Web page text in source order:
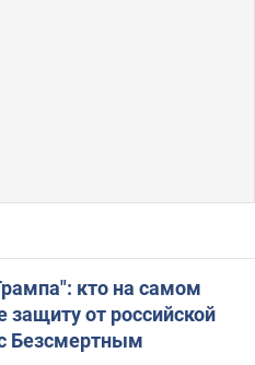
кто на самом
защиту от российской
Безсмертным